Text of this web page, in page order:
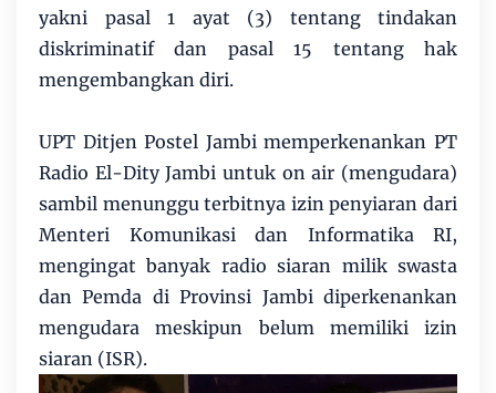
yakni pasal 1 ayat (3) tentang tindakan
diskriminatif dan pasal 15 tentang hak
mengembangkan diri.
UPT Ditjen Postel Jambi memperkenankan PT
Radio El-Dity Jambi untuk on air (mengudara)
sambil menunggu terbitnya izin penyiaran dari
Menteri Komunikasi dan Informatika RI,
mengingat banyak radio siaran milik swasta
dan Pemda di Provinsi Jambi diperkenankan
mengudara meskipun belum memiliki izin
siaran (ISR).